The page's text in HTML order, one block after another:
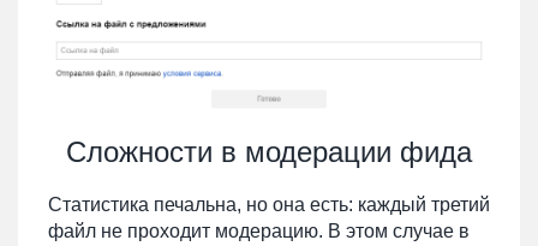
Сложности в модерации фида
Статистика печальна, но она есть: каждый третий
файл не проходит модерацию. В этом случае в